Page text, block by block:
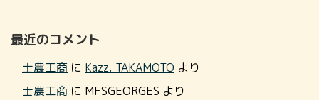
最近のコメント
士農工商 に Kazz. TAKAMOTO より
士農工商 に MFSGEORGES より